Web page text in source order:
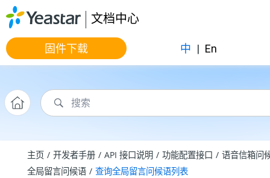
跳转到主要内容
文档中心
固件下载 中 | En
主页 开发者手册 API 接口说明 功能配置接口
语音信箱问
全局留言问候语
查询全局留言问候语列表